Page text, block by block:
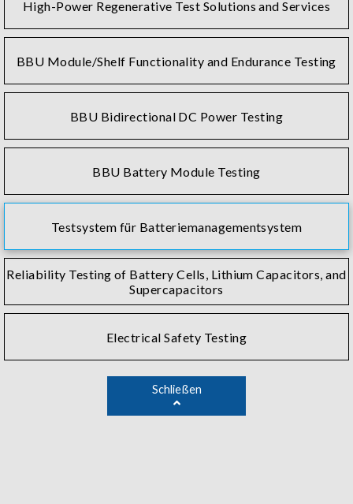
High-Power Regenerative Test Solutions and Services
BBU Module/Shelf Functionality and Endurance Testing
BBU Bidirectional DC Power Testing
BBU Battery Module Testing
Testsystem für Batteriemanagementsystem
Reliability Testing of Battery Cells, Lithium Capacitors, and
Supercapacitors
Electrical Safety Testing
Schließen